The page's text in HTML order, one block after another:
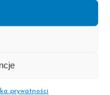
prywatności
możliwości
że ten